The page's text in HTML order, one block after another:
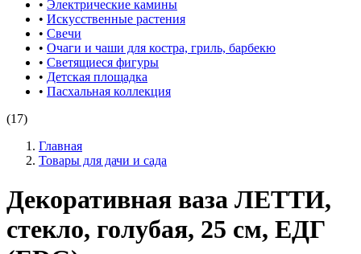
• Электрические камины
• Искусственные растения
• Свечи
• Очаги и чаши для костра, гриль, барбекю
• Светящиеся фигуры
• Детская площадка
• Пасхальная коллекция
(17)
Главная
Товары для дачи и сада
Декоративная ваза ЛЕТТИ,
стекло, голубая, 25 см, ЕДГ